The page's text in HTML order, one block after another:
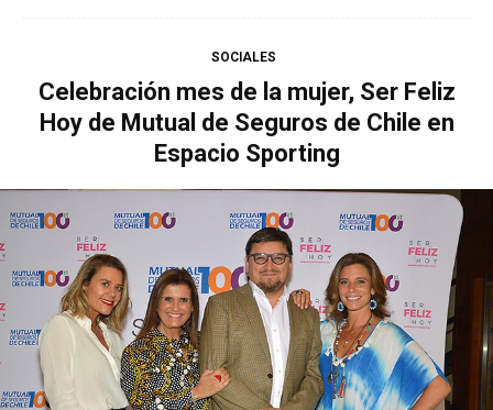
SOCIALES
Celebración mes de la mujer, Ser Feliz
Hoy de Mutual de Seguros de Chile en
Espacio Sporting